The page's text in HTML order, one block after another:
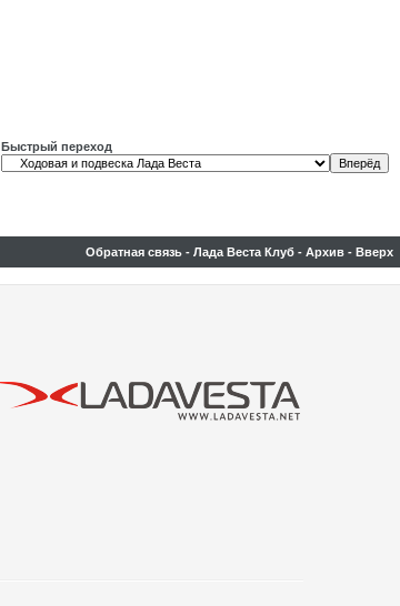
Быстрый переход
Обратная связь - Лада Веста Клуб - Архив - Вверх